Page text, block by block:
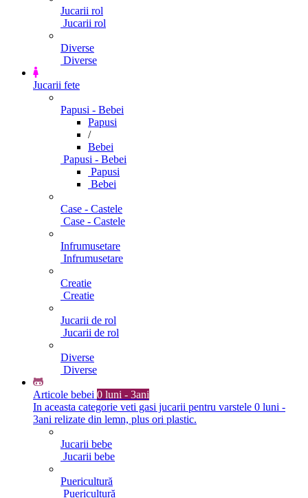
Jucarii rol
Jucarii rol
Diverse
Diverse
Jucarii fete
Papusi - Bebei
Papusi
/
Bebei
Papusi - Bebei
Papusi
Bebei
Case - Castele
Case - Castele
Infrumusetare
Infrumusetare
Creatie
Creatie
Jucarii de rol
Jucarii de rol
Diverse
Diverse
Articole bebei 0 luni - 3ani
In aceasta categorie veti gasi jucarii pentru varstele 0 luni -
3ani relizate din lemn, plus ori plastic.
Jucarii bebe
Jucarii bebe
Puericultură
Puericultură